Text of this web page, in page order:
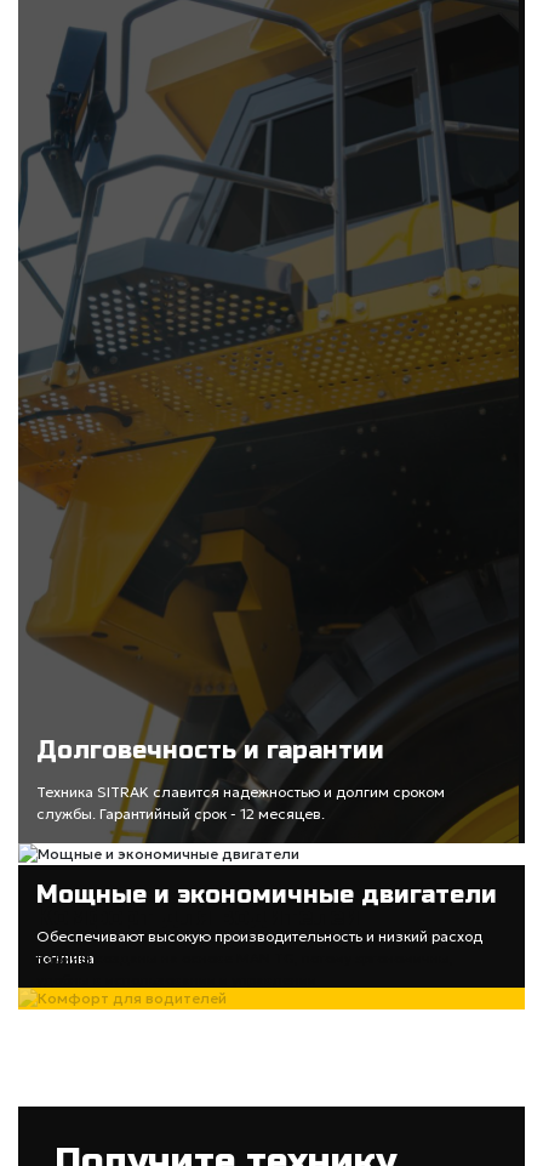
Долговечность и гарантии
Техника SITRAK славится надежностью и долгим сроком
службы. Гарантийный срок - 12 месяцев.
Мощные и экономичные двигатели
Обеспечивают высокую производительность и низкий расход
топлива
Кабины созданы на основе MAN TG, потому эргономичны,